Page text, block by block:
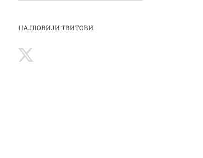
НАЈНОВИЈИ ТВИТОВИ